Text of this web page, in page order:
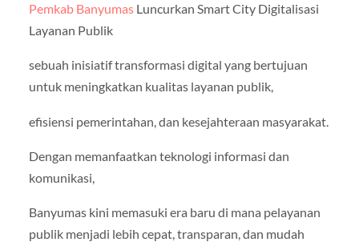
Pemkab BanyumasLuncurkan Smart City Digitalisasi
Layanan Publik
sebuah inisiatif transformasi digital yang bertujuan
untuk meningkatkan kualitas layanan publik,
efisiensi pemerintahan, dan kesejahteraan masyarakat.
Dengan memanfaatkan teknologi informasi dan
komunikasi,
Banyumas kini memasuki era baru di mana pelayanan
publik menjadi lebih cepat, transparan, dan mudah